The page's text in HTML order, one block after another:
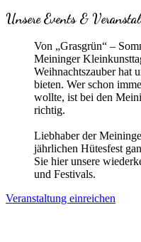
Unsere Events &
Von „Grasgrün“ –
Meininger
Weihnachtszauber hat
bieten. Wer schon
wollte, ist bei den
richtig.
Liebhaber der
jährlichen Hütesfest
Sie hier unsere
und Festivals.
Veranstaltung einreichen